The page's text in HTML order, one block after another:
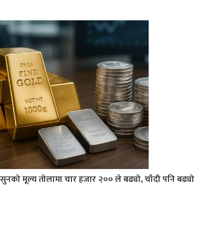
सुनको मूल्य तोलामा चार हजार २०० ले बढ्यो, चाँदी पनि बढ्यो